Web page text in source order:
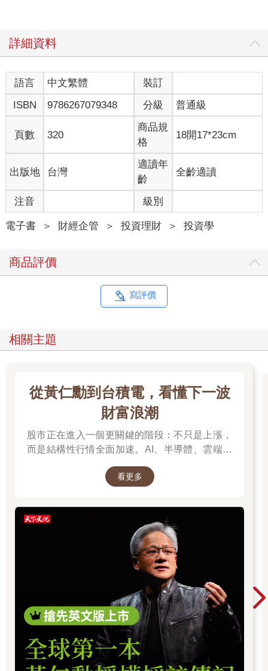
詳細資料
語言 中文繁體
裝訂
ISBN
9786267079348 分級 普通級
頁數 320
商品規
格
18開17*23cm
出版地 台灣
適讀年
齡
全齡適讀
注音 級別
電子書 ＞ 財經企管 ＞ 投資理財 ＞ 投資學
商品評價
寫評價
相關主題
從黃仁勳到台積電，看懂下一波
財富浪潮
股市正在進入一個更關鍵的階段：不只是上漲，
而是結構性行情全面加速。AI、半導體、雲端運
動全球科技基礎建設持續升級。尤其台灣憑藉晶
潮的關鍵樞紐上。而在這場浪潮中，有一個名字
你不得不認識：黃仁勳（NVIDIA），他正在定義
AI算力時代的規則，而台積電則是全球晶片製造
的核心引擎。從AI晶片、資料中心到記憶體與伺
服器，整條產業鏈正在被重新定價，帶動企業獲
利與出口預期同步上修。這不只是股市行情，而
是一次世界趨勢的重組：AI正在重寫產業分工，
也正在改變資本流向與全球經濟結構。
看更多